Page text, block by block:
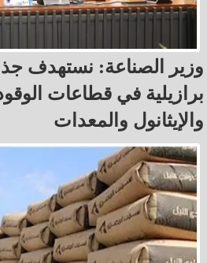
وزير الصناعة: نستهدف
برازيلية في قطاعات
والإيثانول والمعدات